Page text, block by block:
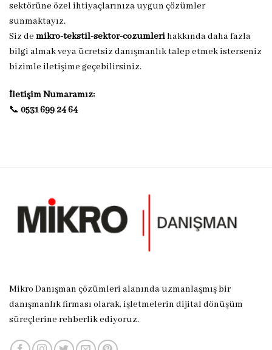
sektörüne özel ihtiyaçlarınıza uygun çözümler
sunmaktayız.
Siz de mikro-tekstil-sektor-cozumlerihakkında daha fazla
bilgi almak veya ücretsiz danışmanlık talep etmek isterseniz
bizimle iletişime geçebilirsiniz.
İletişim Numaramız:
📞 0531 699 24 64
Mikro Danışman çözümleri alanında uzmanlaşmış bir
danışmanlık firması olarak, işletmelerin dijital dönüşüm
süreçlerine rehberlik ediyoruz.